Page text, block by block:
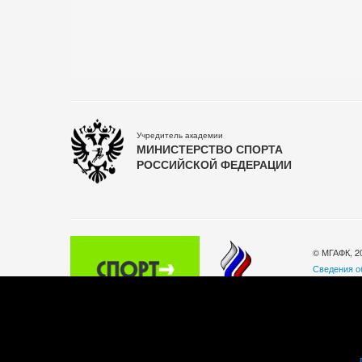
Учредитель академии
МИНИСТЕРСТВО СПОРТА
РОССИЙСКОЙ ФЕДЕРАЦИИ
© МГАФК,
Сведения
140032,
Часы